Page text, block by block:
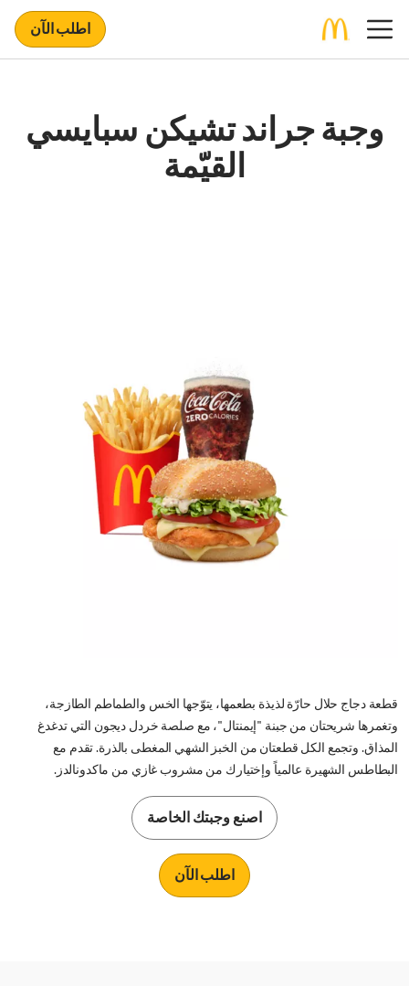
اطلب الآن
وجبة جراند تشيكن سبايسي
القيّمة
قطعة دجاج حلال حارّة لذيذة بطعمها، يتوّجها الخس والطماطم الطازجة،
وتغمرها شريحتان من جبنة "إيمنتال"، مع صلصة خردل ديجون التي تدغدغ
المذاق. وتجمع الكل قطعتان من الخبز الشهي المغطى بالذرة. تقدم مع
البطاطس الشهيرة عالمياً وإختيارك من مشروب غازي من ماكدونالدز.
اصنع وجبتك الخاصة
اطلب الآن